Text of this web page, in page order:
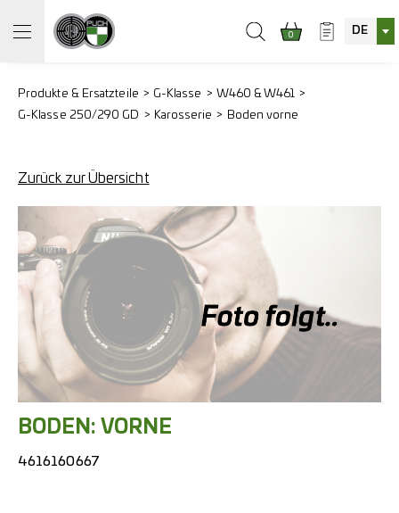
0 DE
Produkte & Ersatzteile G-Klasse
W460 & W461
G-Klasse 250/290 GD
Karosserie Boden vorne
Zurück zur Übersicht
BODEN: VORNE
4616160667